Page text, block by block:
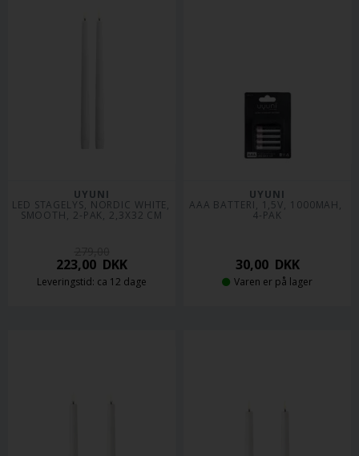
UYUNI
LED STAGELYS, NORDIC WHITE,
SMOOTH, 2-PAK, 2,3X32 CM
223,00 DKK
Leveringstid: ca 12 dage
UYUNI
AAA BATTERI, 1,5V, 1000MAH,
4-PAK
30,00DKK
Varen er på lager